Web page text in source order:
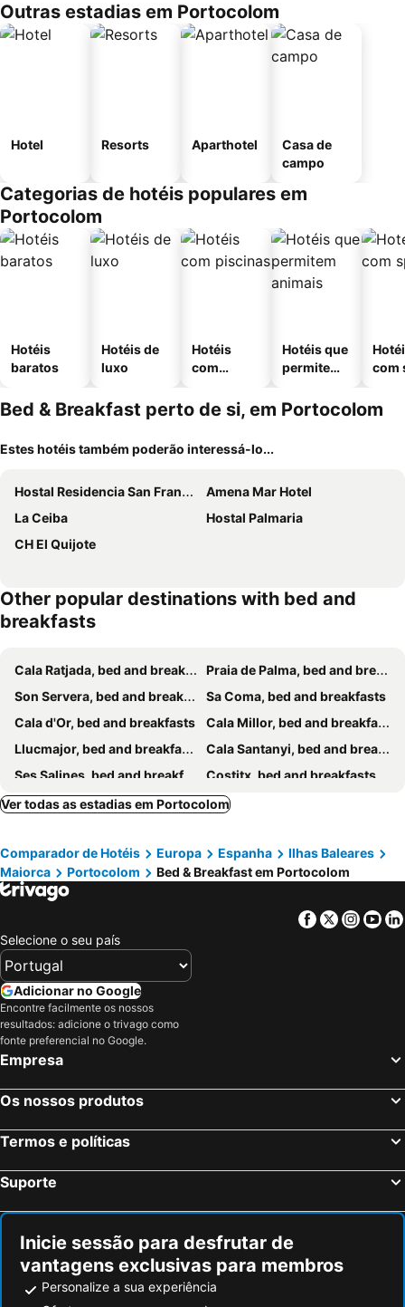
Outras estadias em Portocolom
Hotel Resorts Aparthotel
Casa de
campo
Categorias de hotéis populares em
Portocolom
Hotéis
baratos
Hotéis de
luxo
Hotéis
com
Hotéis que
permitem
com
Bed & Breakfast perto de si, em Portocolom
Estes hotéis também poderão interessá-lo...
Hostal Residencia San Francisco
Amena Mar Hotel
La Ceiba
Hostal Palmaria
CH El Quijote
Other popular destinations with bed and
breakfasts
Cala Ratjada, bed and breakfasts
Praia de Palma, bed and breakfasts
Son Servera, bed and breakfasts
Sa Coma, bed and breakfasts
Cala d'Or, bed and breakfasts
Cala Millor, bed and breakfasts
Llucmajor, bed and breakfasts
Cala Santanyi, bed and breakfasts
Ses Salines, bed and breakfasts
Costitx, bed and breakfasts
Manacor, bed and breakfasts
Cala Murada, bed and breakfasts
Campos, bed and breakfasts
Petra, bed and breakfasts
Llubí, bed and breakfasts
Santanyí, bed and breakfasts
Campanet, bed and breakfasts
Sencelles, bed and breakfasts
Santa Margarita, bed and breakfasts
Artà, bed and breakfasts
Sa Pobla, bed and breakfasts
Ver todas as estadias em Portocolom
Comparador de Hotéis Europa Espanha
Ilhas Baleares
Maiorca
Portocolom Bed & Breakfast em Portocolom
Facebook
Twitter
Selecione o seu país
Adicionar no Google
Encontre facilmente os nossos
resultados: adicione o trivago como
fonte preferencial no Google.
Empresa
Os nossos produtos
Termos e políticas
Suporte
Inicie sessão para desfrutar de
vantagens exclusivas para membros
Personalize a sua experiência